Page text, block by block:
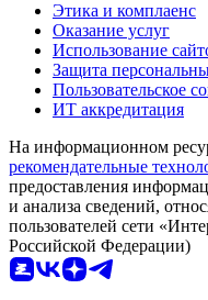
Этика и комплаенс
Оказание услуг
Использование
Защита
Пользовательское
ИТ аккредитация
На информационном
рекомендательные
предоставления
и анализа сведений,
пользователей сети
Российской Федерации)